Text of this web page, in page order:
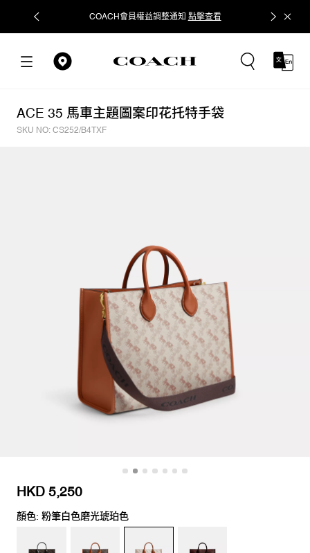
COACH會員權益調整通知 點擊查看 立即追蹤
ACE 35 馬車主題圖案印花托特手袋
SKU NO: CS252/B4TXF
HKD 5,250
顏色: 粉筆白色磨光琥珀色